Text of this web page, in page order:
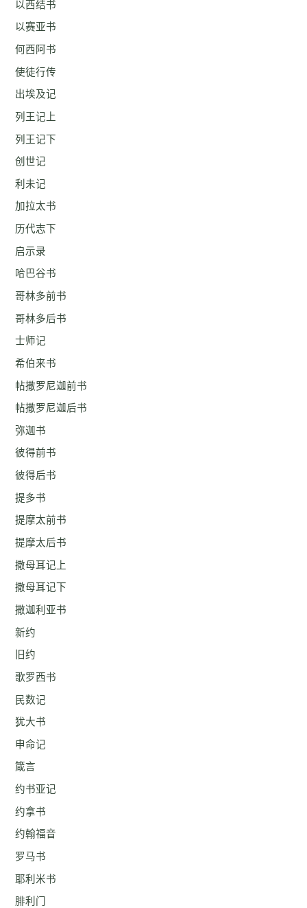
以西结书
以赛亚书
何西阿书
使徒行传
出埃及记
列王记上
列王记下
创世记
利未记
加拉太书
历代志下
启示录
哈巴谷书
哥林多前书
哥林多后书
士师记
希伯来书
帖撒罗尼迦前书
帖撒罗尼迦后书
弥迦书
彼得前书
彼得后书
提多书
提摩太前书
提摩太后书
撒母耳记上
撒母耳记下
撒迦利亚书
新约
旧约
歌罗西书
民数记
犹大书
申命记
箴言
约书亚记
约拿书
约翰福音
罗马书
耶利米书
腓利门